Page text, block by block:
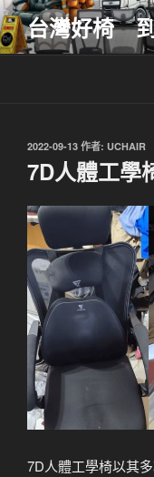
跳
至
主
台灣好椅
發
於
2022-09-13 作者: UCHAIR
7D人體工學
7D人體工學椅以其